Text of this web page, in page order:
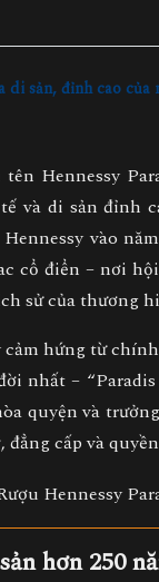
di sản, đỉnh cao
tên Hennessy
và di sản đỉnh
vào
cổ điển – nơi
sử của thương
cảm hứng từ
nhất –
quyện và
đẳng cấp và
hơn 250